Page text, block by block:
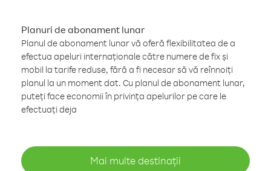
Planuri de abonament lunar
Planul de abonament lunar vă oferă flexibilitatea de a
efectua apeluri internaționale către numere de fix și
mobil la tarife reduse, fără a fi necesar să vă reînnoiți
planul la un moment dat. Cu planul de abonament lunar,
puteți face economii în privința apelurilor pe care le
efectuați deja
Mai multe destinații